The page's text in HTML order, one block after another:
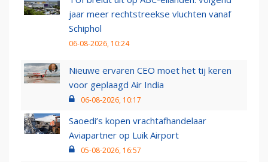
jaar meer rechtstreekse vluchten vanaf
Schiphol
06-08-2026, 10:24
Nieuwe ervaren CEO moet het tij keren
voor geplaagd Air India
06-08-2026, 10:17
Saoedi’s kopen vrachtafhandelaar
Aviapartner op Luik Airport
05-08-2026, 16:57